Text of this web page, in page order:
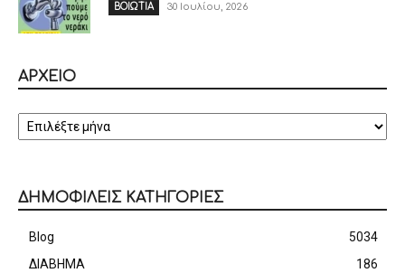
ΒΟΙΩΤΙΑ 30 Ιουλίου, 2026
ΑΡΧΕΙΟ
ΔΗΜΟΦΙΛΕΙΣ ΚΑΤΗΓΟΡΙΕΣ
Blog
5034
ΔΙΑΒΗΜΑ
186